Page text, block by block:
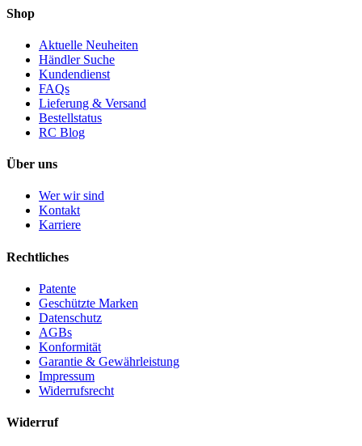
Shop
Aktuelle Neuheiten
Händler Suche
Kundendienst
FAQs
Lieferung & Versand
Bestellstatus
RC Blog
Über uns
Wer wir sind
Kontakt
Karriere
Rechtliches
Patente
Geschützte Marken
Datenschutz
AGBs
Konformität
Garantie & Gewährleistung
Impressum
Widerrufsrecht
Widerruf